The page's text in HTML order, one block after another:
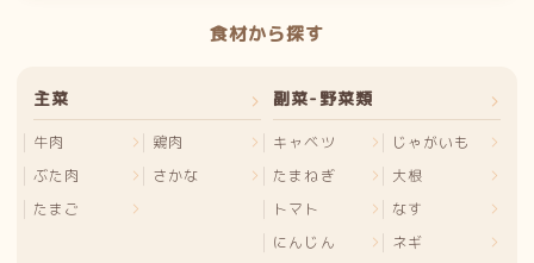
食材から探す
主菜
牛肉
鶏肉
ぶた肉
さかな
たまご
副菜-野菜類
キャベツ
じゃがいも
たまねぎ
大根
トマト
なす
にんじん
ネギ